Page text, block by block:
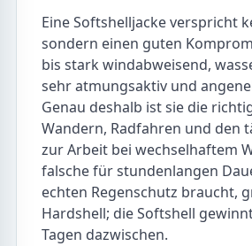
Eine Softshelljacke verspricht
sondern einen guten
bis stark windabweisend,
sehr atmungsaktiv und
Genau deshalb ist sie die
Wandern, Radfahren und den
zur Arbeit bei wechselhaftem
falsche für stundenlangen
echten Regenschutz braucht,
Hardshell; die Softshell
Tagen dazwischen.